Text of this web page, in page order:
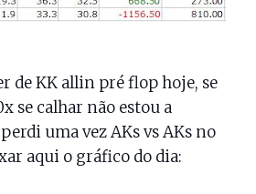
de KK allin pré flop hoje, se
se calhar não estou a
uma vez AKs vs AKs no
aqui o gráfico do dia: